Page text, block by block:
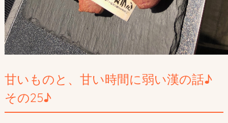
甘いものと、甘い時間に弱い漢の話♪
その25♪